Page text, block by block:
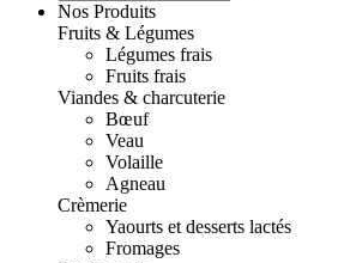
Nos Produits
Fruits & Légumes
Légumes frais
Fruits frais
Viandes & charcuterie
Bœuf
Veau
Volaille
Agneau
Crèmerie
Yaourts et desserts lactés
Fromages